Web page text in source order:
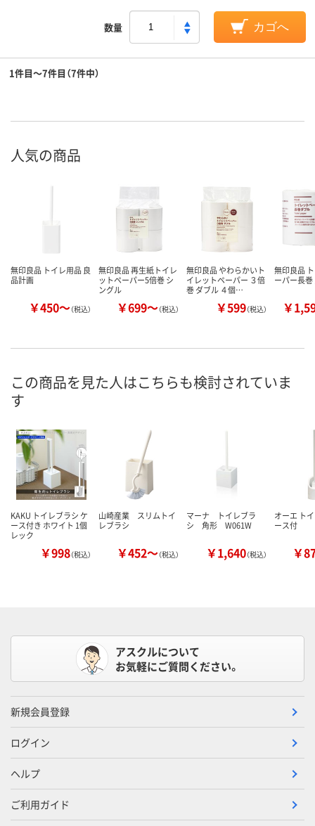
数量 カゴへ
1件目～7件目（7件中）
人気の商品
無印良品 トイレ用品 良
品計画
￥450～（税込）
無印良品 再生紙トイレ
ットペーパー5倍巻 シ
ングル
￥699～（税込）
無印良品 やわらかいト
イレットペーパー ３倍
巻 ダブル ４個…
￥599（税込）
無印良品
ーパー長
￥
この商品を見た人はこちらも検討されていま
す
KAKU トイレブラシ ケ
ース付き ホワイト 1個
レック
￥998（税込）
山崎産業 スリムトイ
レブラシ
￥452～（税込）
マーナ トイレブラ
シ 角形 W061W
￥1,640（税込）
オーエ ト
ース付
￥
アスクルについて
お気軽にご質問ください。
新規会員登録
ログイン
ヘルプ
ご利用ガイド